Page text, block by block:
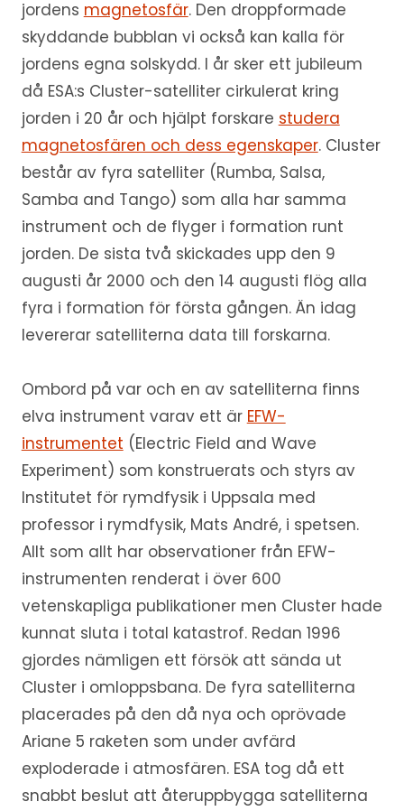
jordens magnetosfär. Den droppformade
skyddande bubblan vi också kan kalla för
jordens egna solskydd. I år sker ett jubileum
då ESA:s Cluster-satelliter cirkulerat kring
jorden i 20 år och hjälpt forskare studera
magnetosfären och dess egenskaper. Cluster
består av fyra satelliter (Rumba, Salsa,
Samba and Tango) som alla har samma
instrument och de flyger i formation runt
jorden. De sista två skickades upp den 9
augusti år 2000 och den 14 augusti flög alla
fyra i formation för första gången. Än idag
levererar satelliterna data till forskarna.
Ombord på var och en av satelliterna finns
elva instrument varav ett är EFW-
instrumentet (Electric Field and Wave
Experiment) som konstruerats och styrs av
Institutet för rymdfysik i Uppsala med
professor i rymdfysik, Mats André, i spetsen.
Allt som allt har observationer från EFW-
instrumenten renderat i över 600
vetenskapliga publikationer men Cluster hade
kunnat sluta i total katastrof. Redan 1996
gjordes nämligen ett försök att sända ut
Cluster i omloppsbana. De fyra satelliterna
placerades på den då nya och oprövade
Ariane 5 raketen som under avfärd
exploderade i atmosfären. ESA tog då ett
snabbt beslut att återuppbygga satelliterna